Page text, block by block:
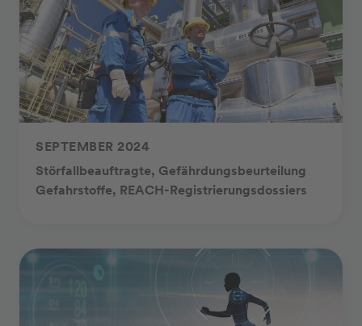
SEPTEMBER 2024
Störfallbeauftragte, Gefährdungsbeurteilung
Gefahrstoffe, REACH-Registrierungsdossiers